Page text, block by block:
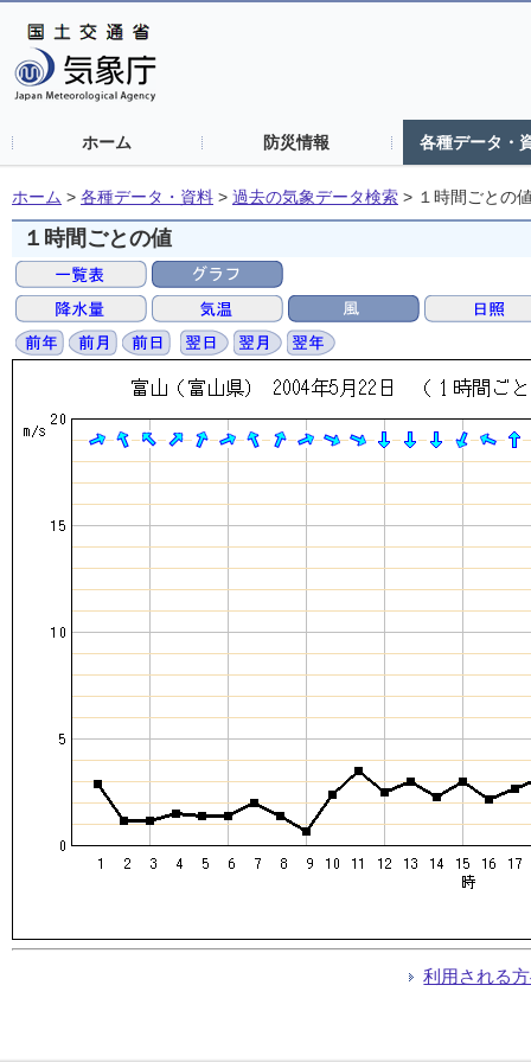
ホーム 防災情報 各種データ・
ホーム > 各種データ・資料 > 過去の気象データ検索 > １時間ごとの
１時間ごとの値
利用される